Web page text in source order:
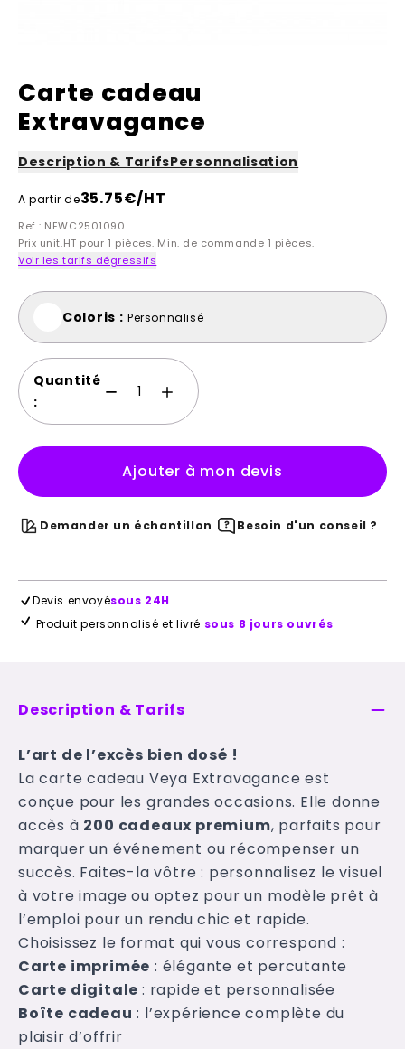
Carte cadeau
Extravagance
Description & TarifsPersonnalisation
A partir de35.75€/HT
Ref : NEWC2501090
Prix unit.HT pour 1 pièces. Min. de commande 1 pièces.
Voir les tarifs dégressifs
Coloris : Personnalisé
Quantité
:
Ajouter à mon devis
Demander un échantillon Besoin d'un conseil ?
Devis envoyésous 24H
Produit personnalisé et livré sous 8 jours ouvrés
Description & Tarifs
L’art de l’excès bien dosé !
La carte cadeau Veya Extravagance est
conçue pour les grandes occasions. Elle donne
accès à 200 cadeaux premium, parfaits pour
marquer un événement ou récompenser un
succès. Faites-la vôtre : personnalisez le visuel
à votre image ou optez pour un modèle prêt à
l’emploi pour un rendu chic et rapide.
Choisissez le format qui vous correspond :
Carte imprimée : élégante et percutante
Carte digitale : rapide et personnalisée
Boîte cadeau : l’expérience complète du
plaisir d’offrir